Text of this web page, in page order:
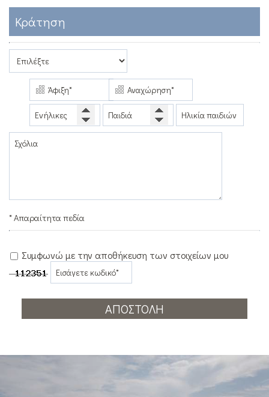
Κράτηση
* Απαραίτητα πεδία
Συμφωνώ με την αποθήκευση των στοιχείων μου
ΑΠΟΣΤΟΛΉ